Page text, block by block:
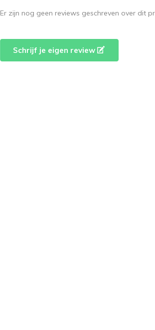
Er zijn nog geen reviews geschreven over dit
Schrijf je eigen review